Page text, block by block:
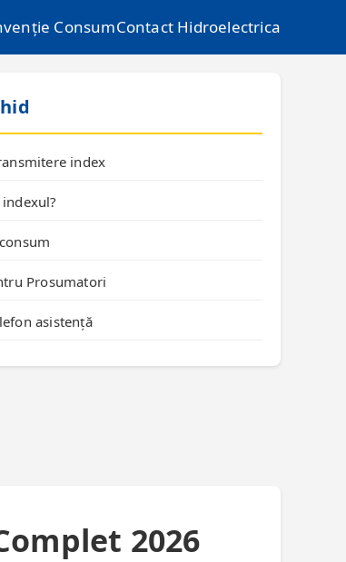
ConsumContact Hidroelectrica
index
Prosumatori
asistență
2026